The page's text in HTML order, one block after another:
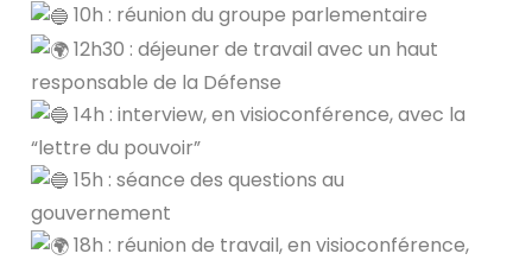
10h : réunion du groupe parlementaire
12h30 : déjeuner de travail avec un haut
responsable de la Défense
14h : interview, en visioconférence, avec la
“lettre du pouvoir”
15h : séance des questions au
gouvernement
18h : réunion de travail, en visioconférence,